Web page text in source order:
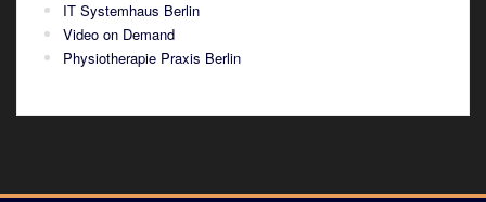
IT Systemhaus Berlin
Video on Demand
Physiotherapie Praxis Berlin